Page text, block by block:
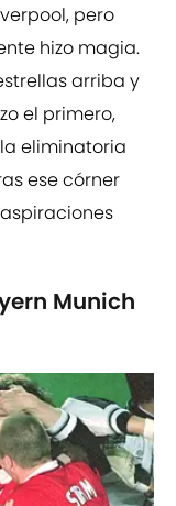
pero
hizo magia.
arriba y
el primero,
eliminatoria
ese córner
Munich